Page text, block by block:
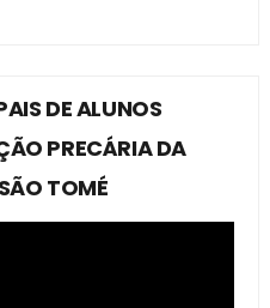
DE ALUNOS
PRECÁRIA DA
TOMÉ